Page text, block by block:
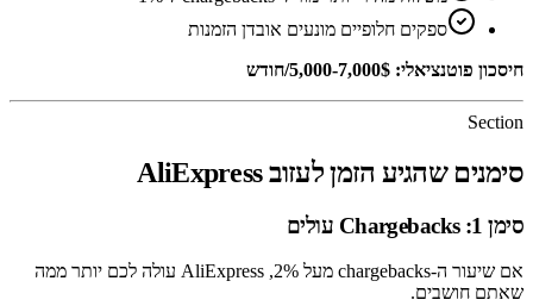
ספקים חלופיים מונעים אובדן הזמנות
חיסכון פוטנציאלי: 5,000-7,000$/חודש
Section
סימנים שהגיע הזמן לעזוב AliExpress
סימן 1: Chargebacks עולים
אם שיעור ה-chargebacks מעל 2%, AliExpress עולה לכם יותר ממה
שאתם חושבים.